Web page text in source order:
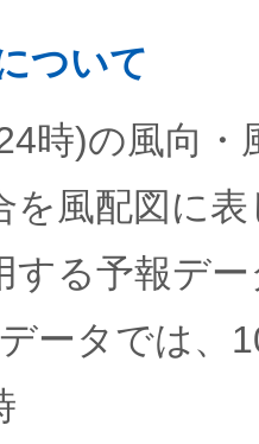
ついて
時)の風向・
を風配図に
する予報デ
ータでは、